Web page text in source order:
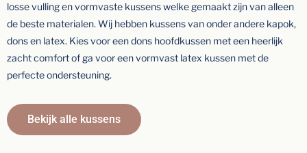
losse vulling en vormvaste kussens welke gemaakt zijn van alleen
de beste materialen. Wij hebben kussens van onder andere kapok,
dons en latex. Kies voor een dons hoofdkussen met een heerlijk
zacht comfort of ga voor een vormvast latex kussen met de
perfecte ondersteuning.
Bekijk alle kussens